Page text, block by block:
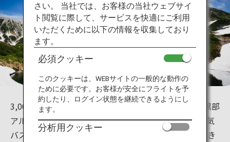
行き先
旅のお役立ち情報
ANA サービス
3,000m級の山々が間近に広がる雲上の別世界。立山黒部
アルペンルートは、ケーブルカーやロープウェイ、電気
バスなどの乗り物を乗り継いで気軽に訪れることのでき
さい。 当社では、お客様の当社ウェブサイ
ト閲覧に際して、サービスを快適にご利用
いただくために以下の情報を収集しており
ます。
必須クッキー
このクッキーは、WEBサイトの一般的な動作の
ために必要です。お客様が安全にフライトを予
約したり、ログイン状態を継続できるようにし
ます。
分析用クッキー